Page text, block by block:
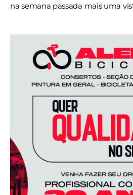
na semana passada mais uma